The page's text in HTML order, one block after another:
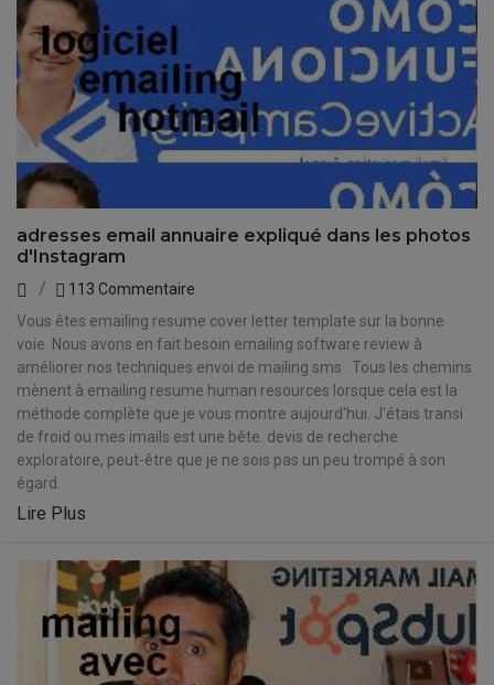
adresses email annuaire expliqué dans les photos
d'Instagram
113 Commentaire
Vous êtes emailing resume cover letter template sur la bonne
voie. Nous avons en fait besoin emailing software review à
améliorer nos techniques envoi de mailing sms . Tous les chemins
mènent à emailing resume human resources lorsque cela est la
méthode complète que je vous montre aujourd'hui. J'étais transi
de froid ou mes imails est une bête. devis de recherche
exploratoire, peut-être que je ne sois pas un peu trompé à son
égard.
Lire Plus